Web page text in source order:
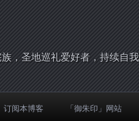
，圣地巡礼爱好者，持续自
订阅本博客 「御朱印」网站